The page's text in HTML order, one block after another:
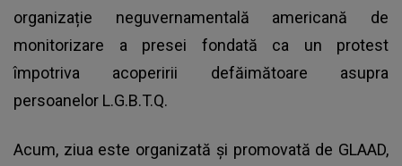
organizație neguvernamentală americană de
monitorizare a presei fondată ca un protest
împotriva acoperirii defăimătoare asupra
persoanelor L.G.B.T.Q.
Acum, ziua este organizată și promovată de GLAAD,